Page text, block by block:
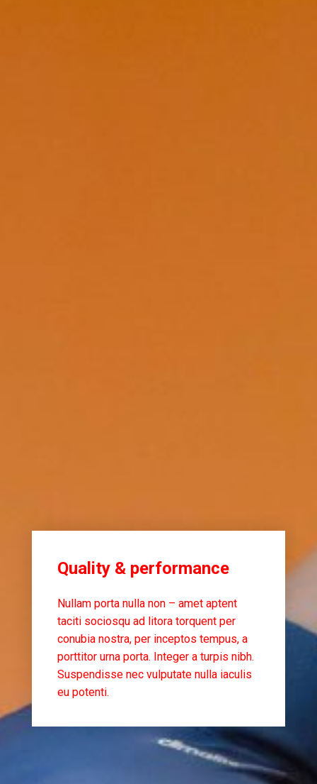
Quality & performance
Nullam porta nulla non – amet aptent
taciti sociosqu ad litora torquent per
conubia nostra, per inceptos tempus, a
porttitor urna porta. Integer a turpis nibh.
Suspendisse nec vulputate nulla iaculis
eu potenti.